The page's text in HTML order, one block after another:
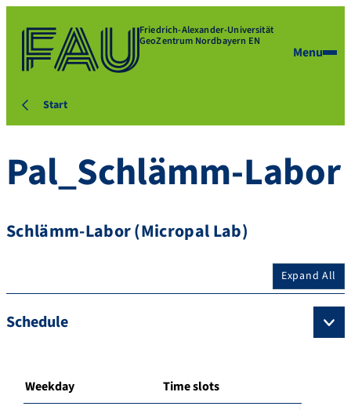
Friedrich-Alexander-Universität
GeoZentrum Nordbayern EN
Menu
Start
Pal_Schlämm-Labor
Schlämm-Labor (Micropal Lab)
Expand All
Schedule
Weekday Time slots